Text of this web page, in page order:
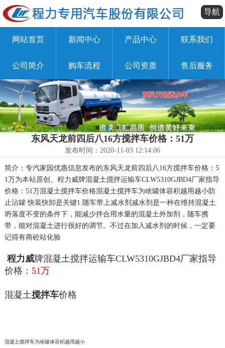
导航
网站首页 新闻中心 产品中心 联系我们
公司简介 购车流程 公司资质 售后服务
东风天龙前四后八16方搅拌车价格：51万
发布时间：2020-11-03 12:14:06
简介：专汽家园优惠信息发布的东风天龙前四后八16方搅拌车价格：5
1万为本站原创。程力威牌混凝土搅拌运输车CLW5310GJBD4厂家指导
价格：51万混凝土搅拌车价格混凝土搅拌车为啥罐体容积越用越小防
止沾罐 快装快卸是关键1.随车带上减水剂减水剂是一种在维持混凝土
坍落度不变的条件下，能减少拌合用水量的混凝土外加剂，随车携
带，能对混凝土进行很好的调节。不过在加入减水剂的时候，一定要
记得有商砼站化验
程力威牌混凝土搅拌运输车CLW5310GJBD4厂家指导
价格： 51万
混凝土搅拌车价格
混凝土搅拌车为啥罐体容积越用越小